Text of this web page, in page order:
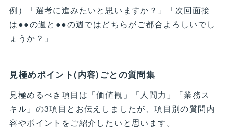
例）「選考に進みたいと思いますか？」「次回面接
は●●の週と●●の週ではどちらがご都合よろしいでし
ょうか？」
見極めポイント(内容)ごとの質問集
見極めるべき項目は「価値観」「人間力」「業務ス
キル」の3項目とお伝えしましたが、項目別の質問内
容やポイントをご紹介したいと思います。